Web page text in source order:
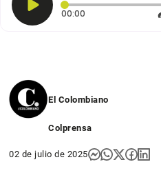
00:00 Tiempo
El Colombiano
Colprensa
02 de julio de 2025